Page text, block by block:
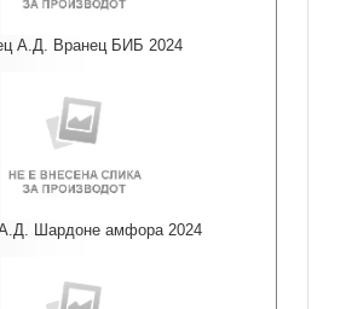
А.Д. Вранец БИБ 2024
Шардоне амфора 2024